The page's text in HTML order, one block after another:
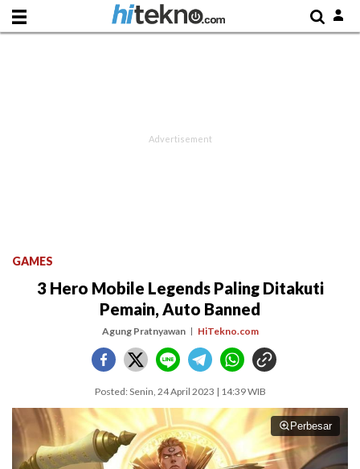
GAMES
3 Hero Mobile Legends Paling Ditakuti
Pemain, Auto Banned
Agung Pratnyawan HiTekno.com
Posted: Senin, 24 April 2023 | 14:39 WIB
Perbesar